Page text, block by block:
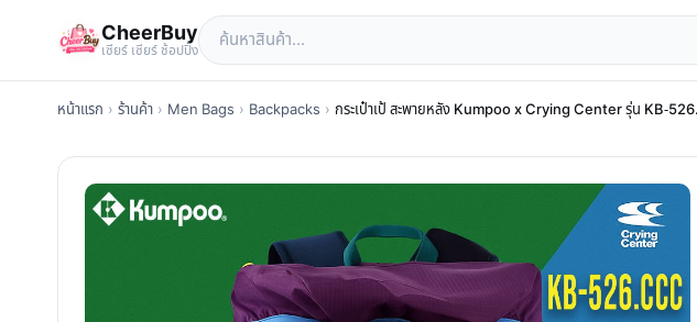
CheerBuy
เซียร์ เซียร์ ช้อปปิ้ง
หน้าแรก › ร้านค้า › Men Bags › Backpacks › กระเป๋าเป้ สะพายหลัง Kumpoo x Crying Center รุ่น KB-